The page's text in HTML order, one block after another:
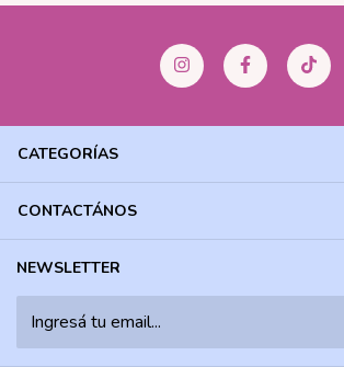
CATEGORÍAS
CONTACTÁNOS
NEWSLETTER